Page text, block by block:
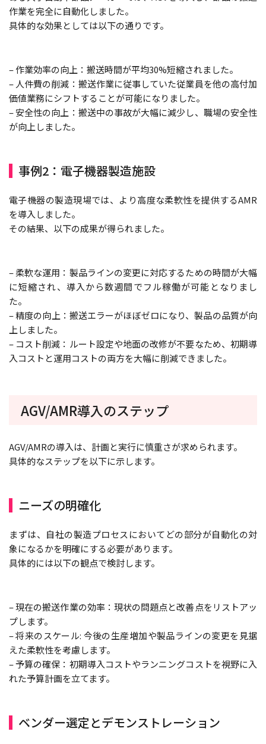
作業を完全に自動化しました。
具体的な効果としては以下の通りです。
– 作業効率の向上：搬送時間が平均30%短縮されました。
– 人件費の削減：搬送作業に従事していた従業員を他の高付加
価値業務にシフトすることが可能になりました。
– 安全性の向上：搬送中の事故が大幅に減少し、職場の安全性
が向上しました。
事例2：電子機器製造施設
電子機器の製造現場では、より高度な柔軟性を提供するAMR
を導入しました。
その結果、以下の成果が得られました。
– 柔軟な運用：製品ラインの変更に対応するための時間が大幅
に短縮され、導入から数週間でフル稼働が可能となりまし
た。
– 精度の向上：搬送エラーがほぼゼロになり、製品の品質が向
上しました。
– コスト削減：ルート設定や地面の改修が不要なため、初期導
入コストと運用コストの両方を大幅に削減できました。
AGV/AMR導入のステップ
AGV/AMRの導入は、計画と実行に慎重さが求められます。
具体的なステップを以下に示します。
ニーズの明確化
まずは、自社の製造プロセスにおいてどの部分が自動化の対
象になるかを明確にする必要があります。
具体的には以下の観点で検討します。
– 現在の搬送作業の効率：現状の問題点と改善点をリストアッ
プします。
– 将来のスケール: 今後の生産増加や製品ラインの変更を見据
えた柔軟性を考慮します。
– 予算の確保：初期導入コストやランニングコストを視野に入
れた予算計画を立てます。
ベンダー選定とデモンストレーション